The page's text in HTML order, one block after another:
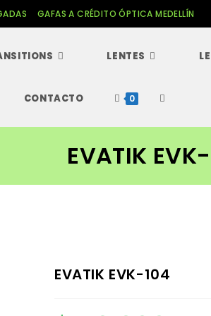
GAFAS A CRÉDITO ÓPTICA MEDELLÍN
LENTES
CONTACTO 0 Alternar
de
web
EVATIK
EVATIK EVK-104